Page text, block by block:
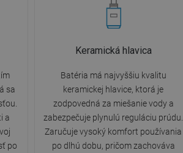
sa
a
po
Keramická hlavica
Batéria má najvyššiu kvalitu
keramickej hlavice, ktorá je
zodpovedná za miešanie vody a
zabezpečuje plynulú reguláciu prúdu.
Zaručuje vysoký komfort používania
po dlhú dobu, pričom zachováva